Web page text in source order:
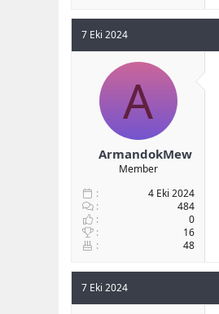
7 Eki 2024
A
ArmandokMew
Member
4 Eki 2024
484
0
16
48
7 Eki 2024